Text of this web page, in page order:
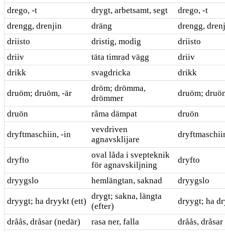
drego, -t drygt, arbetsamt, segt
drego, -t
drengg, drenjin
dräng
drengg,
driisto
dristig, modig
driisto
driiv
täta timrad vägg
driiv
drikk
svagdricka drikk
druöm; druöm, -är
dröm; drömma,
drömmer
druöm;
druön råma dämpat druön
dryftmaschiin, -in
vevdriven
agnavsklijare
dryfto
oval låda i svepteknik
för agnavskiljning
dryfto
dryygslo hemlängtan, saknad dryygslo
dryygt; ha dryykt (ett)
drygt; sakna, längta
(efter)
dryygt; ha
dråås, dråsar (nedär) rasa ner, falla
dråås,